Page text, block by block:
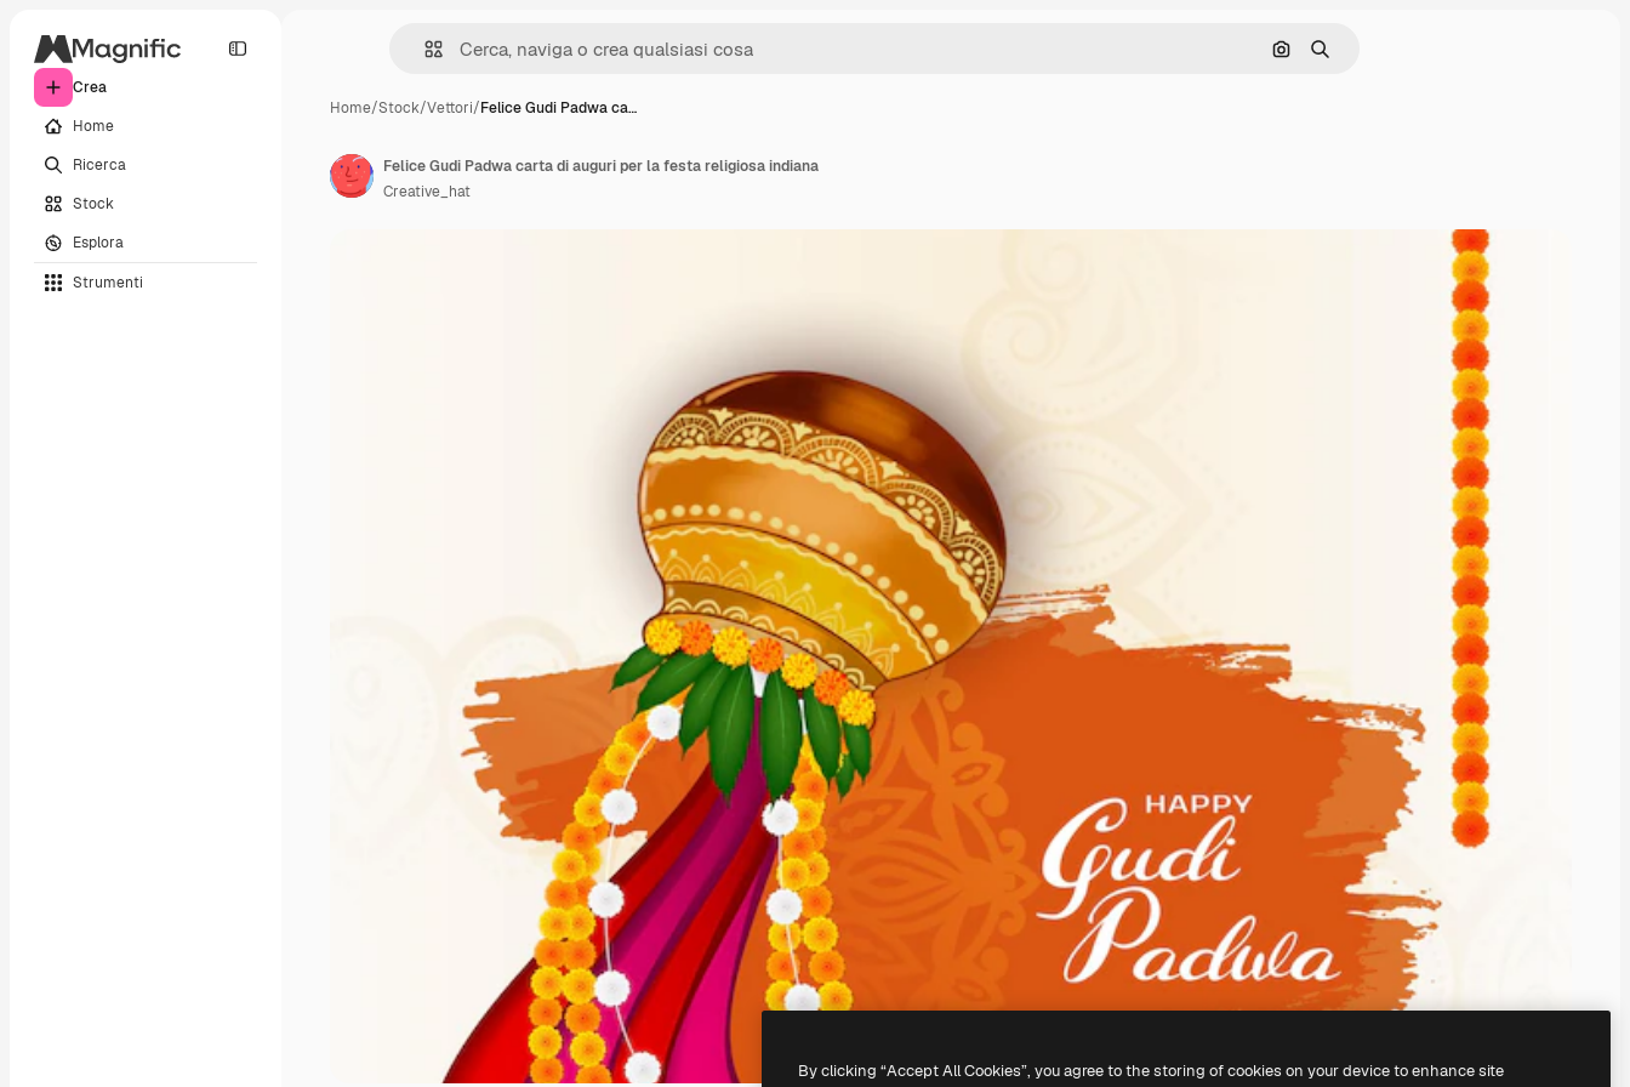
Crea
Home
Ricerca
Stock
Esplora
Strumenti
Cerca per immagine
Ricerca
Home/Stock/Vettori/Felice Gudi Padwa ca…
Felice Gudi Padwa carta di auguri per la festa religiosa indiana
Creative_hat
By clicking “Accept All Cookies”, you agree to the storing of cookies on your device to enhance site